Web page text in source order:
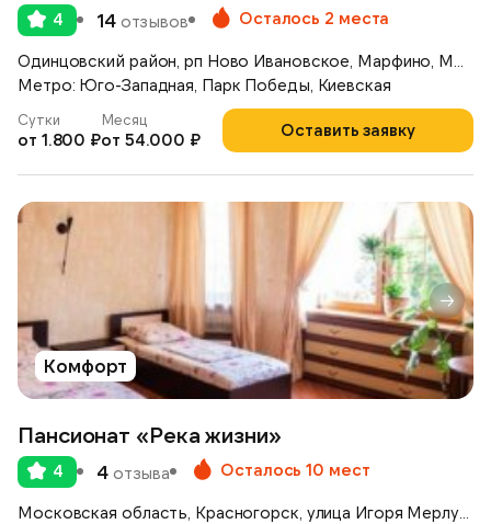
4 14отзывов Осталось 2 места
Метро: Юго-Западная, Парк Победы, Киевская
Оставить заявку
Сутки
от 1.800 ₽
Месяц
от 54.000 ₽
Комфорт
Пансионат «Река жизни»
4 4отзыва Осталось 10 мест